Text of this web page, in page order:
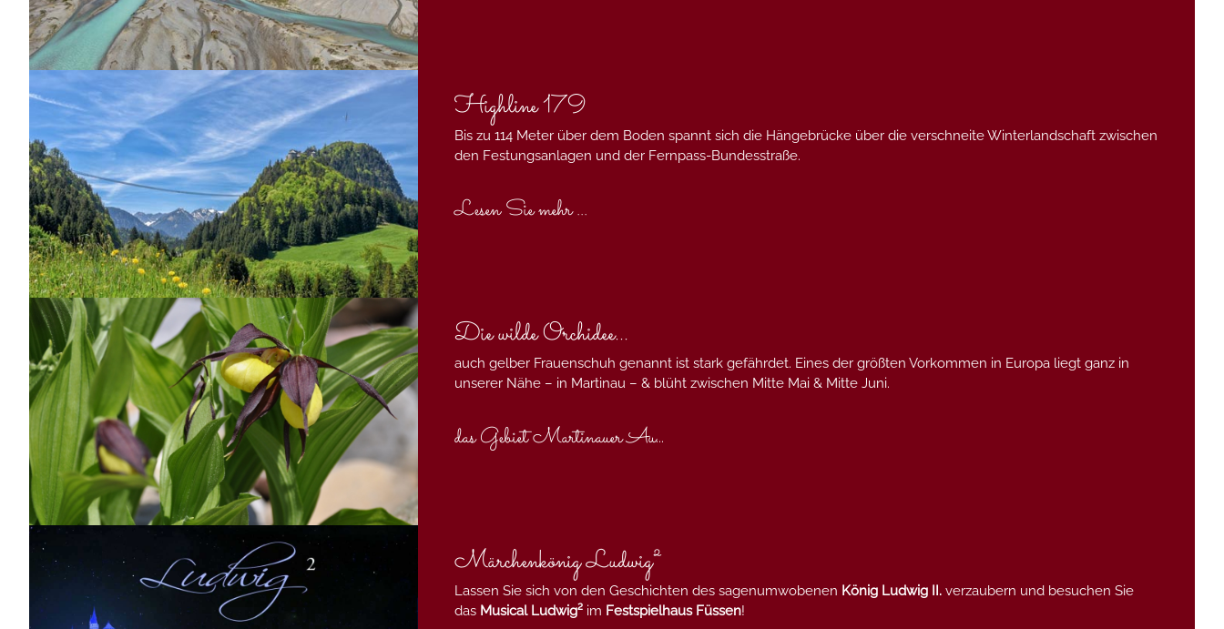
Highline 179
Bis zu 114 Meter über dem Boden spannt sich die Hängebrücke über die verschneite Winterlandschaft zwischen
den Festungsanlagen und der Fernpass-Bundesstraße.
Lesen Sie mehr ...
Die wilde Orchidee...
auch gelber Frauenschuh genannt ist stark gefährdet. Eines der größten Vorkommen in Europa liegt ganz in
unserer Nähe – in Martinau – & blüht zwischen Mitte Mai & Mitte Juni.
das Gebiet Martinauer Au...
Märchenkönig Ludwig²
Lassen Sie sich von den Geschichten des sagenumwobenen König Ludwig II.verzaubern und besuchen Sie
das Musical Ludwig²im Festspielhaus Füssen!